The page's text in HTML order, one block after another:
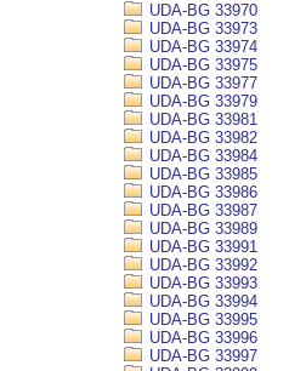
UDA-BG 33970
UDA-BG 33973
UDA-BG 33974
UDA-BG 33975
UDA-BG 33977
UDA-BG 33979
UDA-BG 33981
UDA-BG 33982
UDA-BG 33984
UDA-BG 33985
UDA-BG 33986
UDA-BG 33987
UDA-BG 33989
UDA-BG 33991
UDA-BG 33992
UDA-BG 33993
UDA-BG 33994
UDA-BG 33995
UDA-BG 33996
UDA-BG 33997